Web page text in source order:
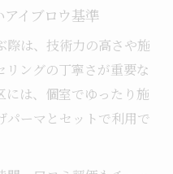
イブロウ基準
際は、技術力の高さや施
リングの丁寧さが重要な
には、個室でゆったり施
パーマとセットで利用で